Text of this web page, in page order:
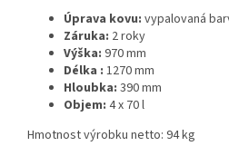
Úprava kovu: vypalovaná
Záruka: 2 roky
Výška: 970 mm
Délka : 1270 mm
Hloubka: 390 mm
Objem: 4 x 70 l
Hmotnost výrobku netto: 94 kg